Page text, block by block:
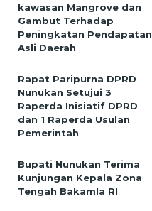
kawasan Mangrove dan
Gambut Terhadap
Peningkatan Pendapatan
Asli Daerah
Rapat Paripurna DPRD
Nunukan Setujui 3
Raperda Inisiatif DPRD
dan 1 Raperda Usulan
Pemerintah
Bupati Nunukan Terima
Kunjungan Kepala Zona
Tengah Bakamla RI